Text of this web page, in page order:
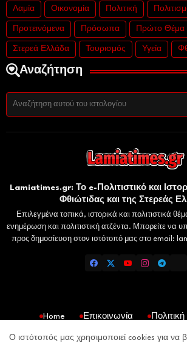
Λαμία Οικονομία Πολιτική
Προτεινόμενα Πρόσωπα Πρώτο Θέμα
Στερεά Ελλάδα Τουρισμός Υγεία
Αναζήτηση
Lamiatimes.gr: Το e-Πολιτιστικό και
Φθιώτιδας και της Στερεάς
Επιλεγμένα τοπικά, ιστορικά και πολιτιστικά
ενημέρωση και πολιτιστική ατζέντα. Μπορείτε να
προς δημοσίευση στον ιστότοπό μας στο email:
Home Επικοινωνία
Ο ιστότοπός μας χρησιμοποιεί cookies για να